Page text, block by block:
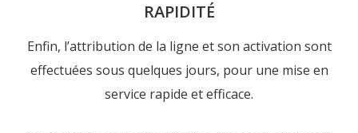
RAPIDITÉ
Enfin, l’attribution de la ligne et son activation sont
effectuées sous quelques jours, pour une mise en
service rapide et efficace.